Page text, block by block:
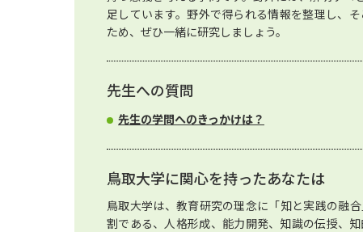
足しています。野外で得られる情報を整理し、
ため、ぜひ一緒に研究しましょう。
先生への質問
先生の学問へのきっかけは？
鳥取大学に関心を持ったあなたは
鳥取大学は、教育研究の理念に「知と実践の融
割である、人格形成、能力開発、知識の伝授、